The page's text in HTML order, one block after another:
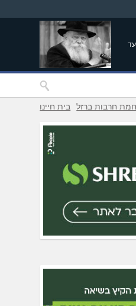
חרבות ברזל בית חיינו